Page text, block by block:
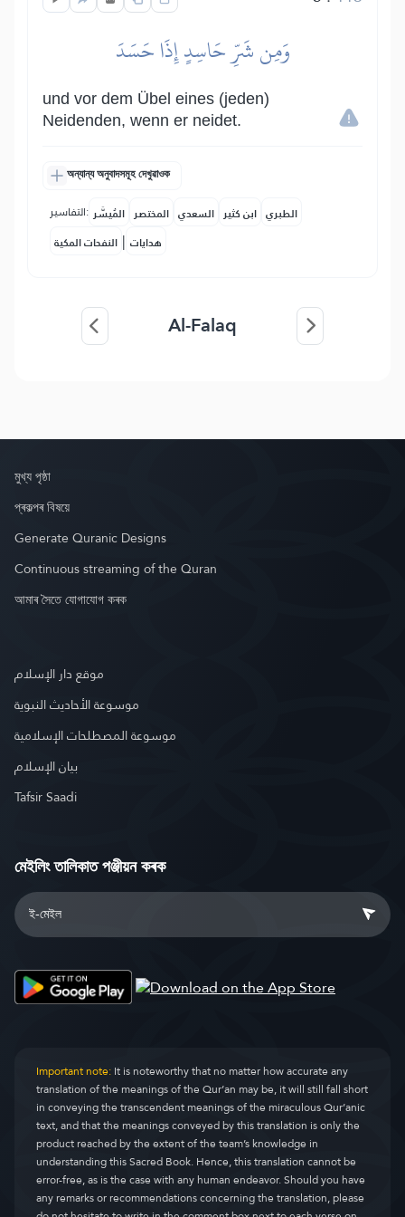
وَمِن شَرِّ حَاسِدٍ إِذَا حَسَدَ
und vor dem Übel eines (jeden)
Neidenden, wenn er neidet.
অন্যান্য অনুবাদসমূহ দেখুৱাওক
التفاسير: المُيسَّر المختصر السعدي ابن كثير الطبري
النفحات المكية | هدايات
Al-Falaq
মুখ্য পৃষ্ঠা
প্ৰকল্পৰ বিষয়ে
Generate Quranic Designs
Continuous streaming of the Quran
আমাৰ সৈতে যোগাযোগ কৰক
موقع دار الإسلام
موسوعة الأحاديث النبوية
موسوعة المصطلحات الإسلامية
بيان الإسلام
Tafsir Saadi
মেইলিং তালিকাত পঞ্জীয়ন কৰক
Important note:It is noteworthy that no matter how accurate any
translation of the meanings of the Qur’an may be, it will still fall short
in conveying the transcendent meanings of the miraculous Qur’anic
text, and that the meanings conveyed by this translation is only the
product reached by the extent of the team’s knowledge in
understanding this Sacred Book. Hence, this translation cannot be
error-free, as is the case with any human endeavor. Should you have
any remarks or recommendations concerning the translation, please